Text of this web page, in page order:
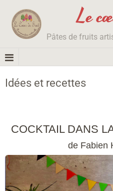
Le
Pâtes de fruits
Idées et recettes
COCKTAIL DANS
de Fabien